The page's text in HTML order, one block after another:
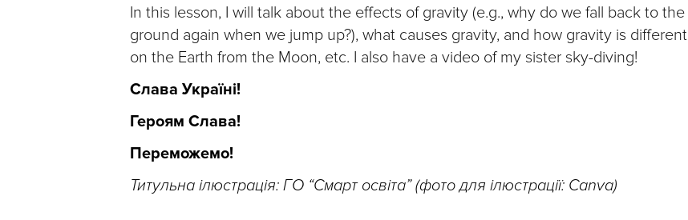
In this lesson, I will talk about the effects of gravity (e.g., why do we fall back to the
ground again when we jump up?), what causes gravity, and how gravity is different
on the Earth from the Moon, etc. I also have a video of my sister sky-diving!
Слава Україні!
Героям Слава!
Переможемо!
Титульна ілюстрація: ГО “Смарт освіта” (фото для ілюстрації: Canva)